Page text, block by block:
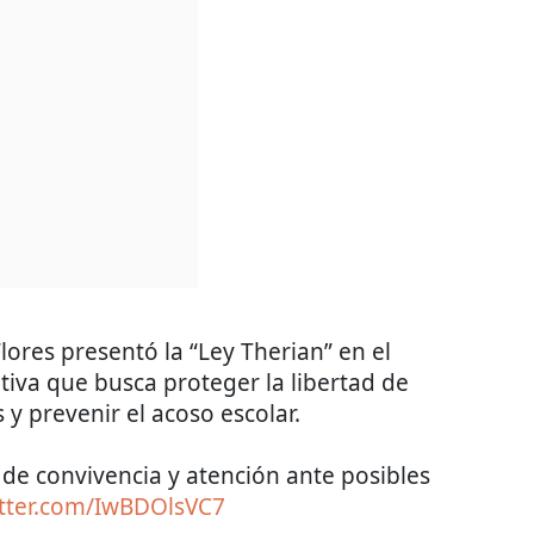
presentó la “Ley Therian” en el
que busca proteger la libertad de
prevenir el acoso escolar.
convivencia y atención ante posibles
IwBDOlsVC7